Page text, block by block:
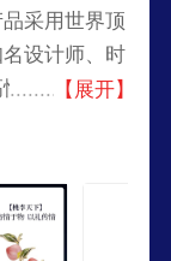
采用世界顶
设计师、时
价比的时尚
国网络饰品
【展开】